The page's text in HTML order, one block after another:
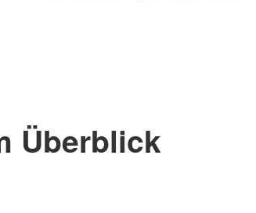
Überblick